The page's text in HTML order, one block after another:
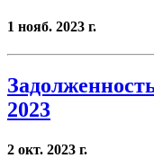
1 нояб. 2023 г.
2023
2 окт. 2023 г.